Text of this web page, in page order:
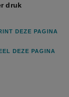
druk
DEZE PAGINA
DEZE PAGINA